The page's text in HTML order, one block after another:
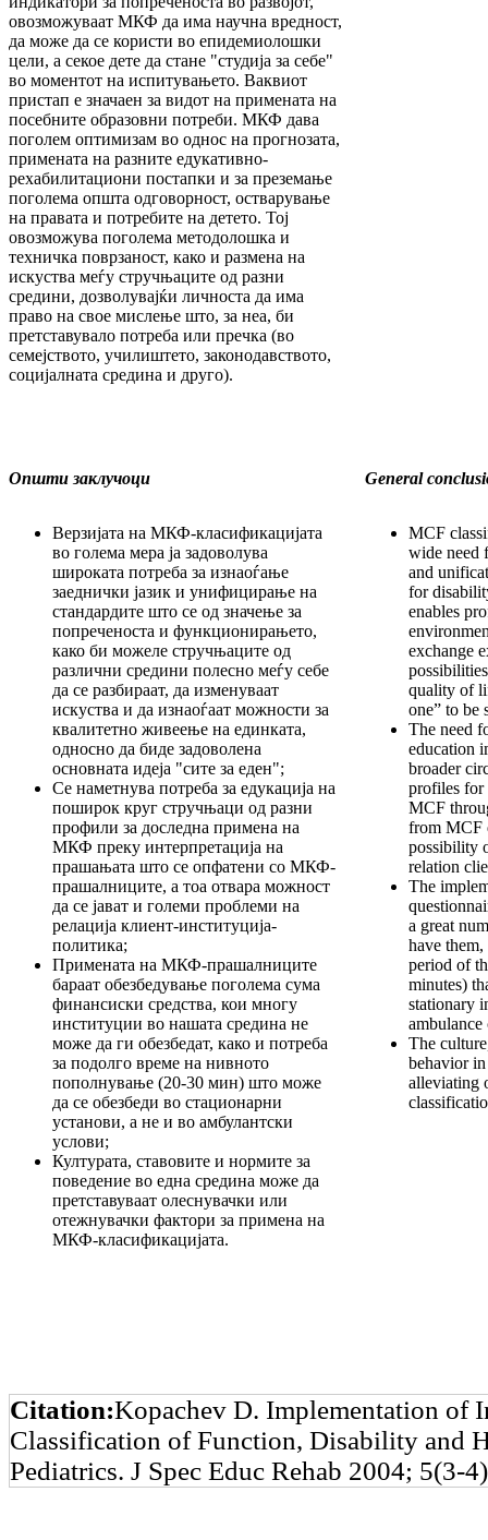
овозможуваат МКФ да има научна вредност,
да може да се користи во епидемиолошки
цели, а секое дете да стане "студија за себе"
во моментот на испитувањето. Ваквиот
пристап е значаен за видот на примената на
посебните образовни потреби. МКФ дава
поголем оптимизам во однос на прогнозата,
примената на разните едукативно-
рехабилитациони постапки и за преземање
поголема општа одговорност, остварување
на правата и потребите на детето. Тој
овозможува поголема методолошка и
техничка поврзаност, како и размена на
искуства меѓу стручњаците од разни
средини, дозволувајќи личноста да има
право на свое мислење што, за неа, би
претставувало потреба или пречка (во
семејството, училиштето, законодавството,
социјалната средина и друго).
Општи заклучоци General
Верзијата на МКФ-класификацијата
во голема мера ја задоволува
широката потреба за изнаоѓање
заеднички јазик и унифицирање на
стандардите што се од значење за
попреченоста и функционирањето,
како би можеле стручњаците од
различни средини полесно меѓу себе
да се разбираат, да изменуваат
искуства и да изнаоѓаат можности за
квалитетно живеење на единката,
односно да биде задоволена
основната идеја "сите за еден";
Се наметнува потреба за едукација на
поширок круг стручњаци од разни
профили за доследна примена на
МКФ преку интерпретација на
прашањата што се опфатени со МКФ-
прашалниците, а тоа отвара можност
да се јават и големи проблеми на
релација клиент-институција-
политика;
Примената на МКФ-прашалниците
бараат обезбедување поголема сума
финансиски средства, кои многу
институции во нашата средина не
може да ги обезбедат, како и потреба
за подолго време на нивното
пополнување (20-30 мин) што може
да се обезбеди во стационарни
установи, а не и во амбулантски
услови;
Културата, ставовите и нормите за
поведение во една средина може да
претставуваат олеснувачки или
отежнувачки фактори за примена на
МКФ-класификацијата.
MCF
wide need
and
for
enables
exchange
quality of
one” to be
The need
education
broader
profiles for
MCF
from MCF
possibility
relation
The
a great
have
period of
minutes)
stationary
The
behavior
alleviating
Citation:Kopachev D. Implementation of
Classification of Function, Disability and
Pediatrics. J Spec Educ Rehab 2004; 5(3-